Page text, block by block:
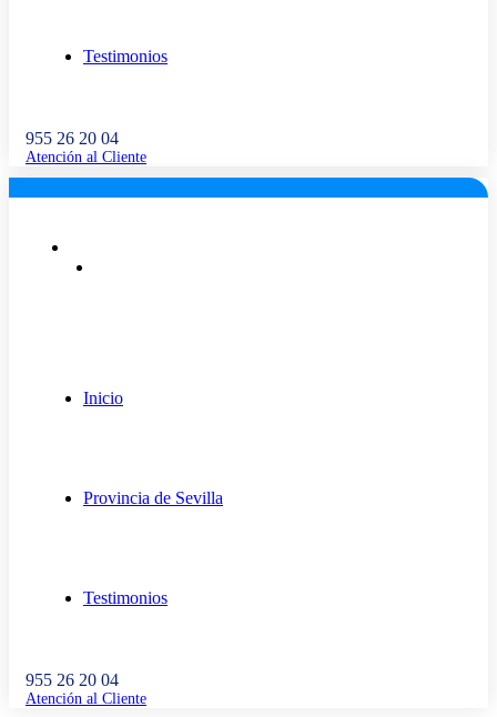
Testimonios
955 26 20 04
Atención al Cliente
Inicio
Provincia de Sevilla
Testimonios
955 26 20 04
Atención al Cliente